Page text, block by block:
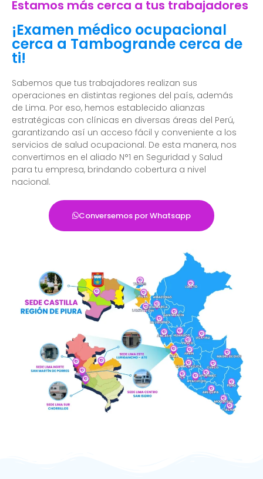
Estamos más cerca a tus trabajadores
¡Examen médico ocupacional
cerca a Tambogrande cerca de
ti!
Sabemos que tus trabajadores realizan sus
operaciones en distintas regiones del país, además
de Lima. Por eso, hemos establecido alianzas
estratégicas con clínicas en diversas áreas del Perú,
garantizando así un acceso fácil y conveniente a los
servicios de salud ocupacional. De esta manera, nos
convertimos en el aliado N°1 en Seguridad y Salud
para tu empresa, brindando cobertura a nivel
nacional.
Conversemos por Whatsapp